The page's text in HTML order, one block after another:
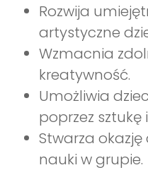
Rozwija
artystyczne
Wzmacnia
kreatywność.
Umożliwia
poprzez sztukę
Stwarza
nauki w grupie.